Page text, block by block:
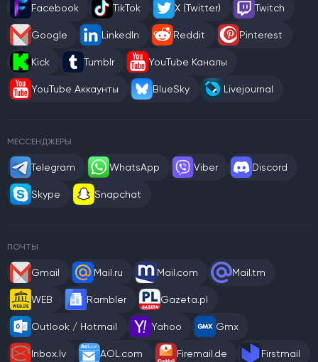
Facebook TikTok X (Twitter) Twitch
Google LinkedIn Reddit Pinterest
Kick Tumblr YouTube Каналы
YouTube Аккаунты BlueSky Livejournal
МЕССЕНДЖЕРЫ
Telegram WhatsApp Viber Discord
Skype Snapchat
ПОЧТЫ
Gmail Mail.ru Mail.com Mail.tm
WEB Rambler Gazeta.pl
Outlook / Hotmail Yahoo Gmx
Inbox.lv AOL.com Firemail.de Firstmail